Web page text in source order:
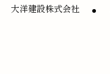
大洋建設株式会社